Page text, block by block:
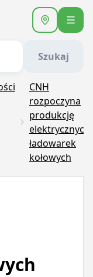
Szukaj
CNH
rozpoczyna
produkcję
elektrycznych
ładowarek
kołowych